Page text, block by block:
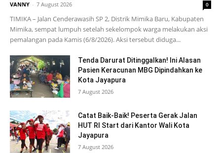
VANNY - 7 August 2026 0
TIMIKA – Jalan Cenderawasih SP 2, Distrik Mimika Baru, Kabupaten
Mimika, sempat lumpuh setelah sekelompok warga melakukan aksi
pemalangan pada Kamis (6/8/2026). Aksi tersebut diduga...
Tenda Darurat Ditinggalkan! Ini Alasan
Pasien Keracunan MBG Dipindahkan ke
Kota Jayapura
7 August 2026
Catat Baik-Baik! Peserta Gerak Jalan
HUT RI Start dari Kantor Wali Kota
Jayapura
7 August 2026